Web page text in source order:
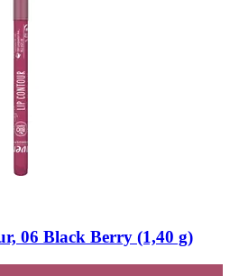
06 Black Berry (1,40 g)